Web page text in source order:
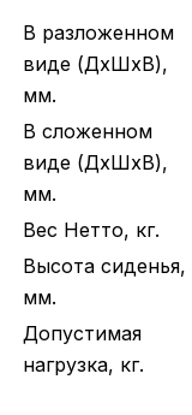
В разложенном
виде (ДхШхВ),
мм.
В сложенном
виде (ДхШхВ),
мм.
Вес Нетто, кг.
Высота сиденья,
мм.
Допустимая
нагрузка, кг.